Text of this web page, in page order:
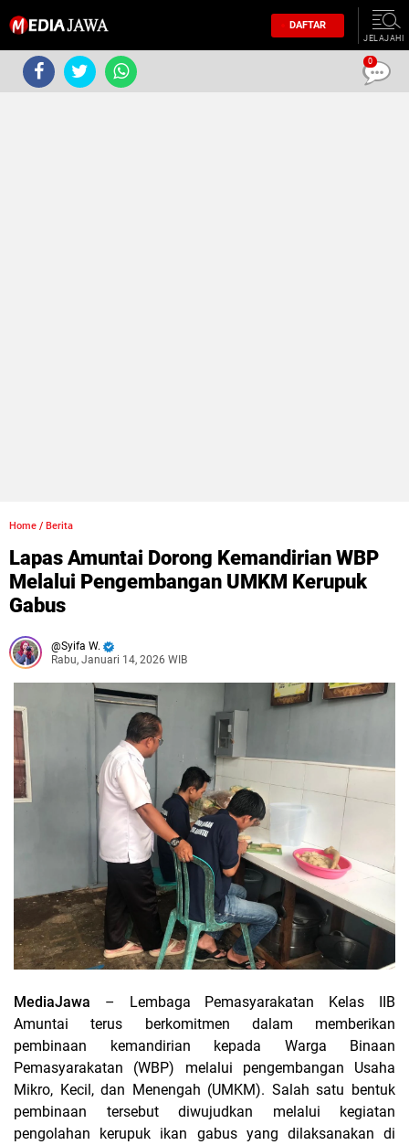
DAFTAR
JELAJAHI
Home / Berita
Lapas Amuntai Dorong Kemandirian WBP
Melalui Pengembangan UMKM Kerupuk
Gabus
Syifa W.
Rabu, Januari 14, 2026 WIB
MediaJawa – Lembaga Pemasyarakatan Kelas IIB
Amuntai terus berkomitmen dalam memberikan
pembinaan kemandirian kepada Warga Binaan
Pemasyarakatan (WBP) melalui pengembangan Usaha
Mikro, Kecil, dan Menengah (UMKM). Salah satu bentuk
pembinaan tersebut diwujudkan melalui kegiatan
pengolahan kerupuk ikan gabus yang dilaksanakan di
0